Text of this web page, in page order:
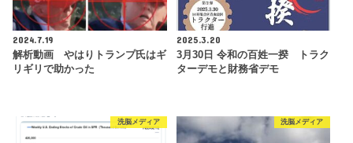
2024.7.19
解析動画 やはりトランプ氏はギ
リギリで助かった
2025.3.20
3月30日 令和の百姓一揆 トラク
ターデモと財務省デモ
洗脳メディア 洗脳メディア